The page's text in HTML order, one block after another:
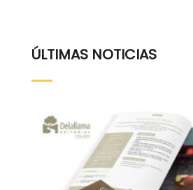
ÚLTIMAS NOTICIAS